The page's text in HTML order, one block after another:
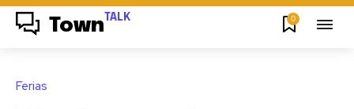
Town TALK 0
Ferias